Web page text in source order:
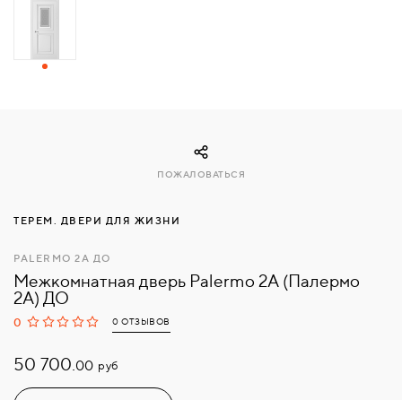
СВЯЗАТЬСЯ
ТЕРЕМ. ДВЕРИ ДЛЯ ЖИЗНИ
PALERMO 2A ДО
Межкомнатная дверь Palermo 2A (Палермо
2A) ДО
0 0 ОТЗЫВОВ
50 700.00 руб
ПОЖАЛОВАТЬСЯ